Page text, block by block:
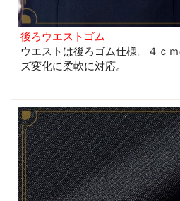
後ろウエストゴム
ウエストは後ろゴム仕様。４ｃ
ズ変化に柔軟に対応。